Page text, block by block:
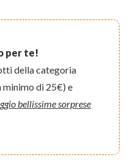
per te!
della categoria
minimo di 25€) e
bellissime sorprese